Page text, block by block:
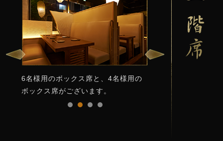
6名様用のボックス席と、4名様用の
ボックス席がございます。